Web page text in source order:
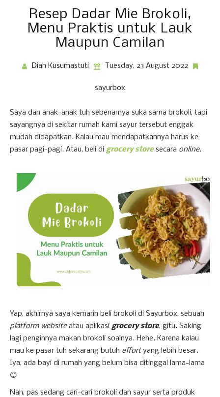
Resep Dadar Mie Brokoli,
Menu Praktis untuk Lauk
Maupun Camilan
Diah Kusumastuti Tuesday, 23 August 2022
sayurbox
Saya dan anak-anak tuh sebenarnya suka sama brokoli, tapi
sayangnya di sekitar rumah kami sayur tersebut enggak
mudah didapatkan. Kalau mau mendapatkannya harus ke
pasar pagi-pagi. Atau, beli di grocery storesecara online.
Yap, akhirnya saya kemarin beli brokoli di Sayurbox, sebuah
platform websiteatau aplikasi grocery store, gitu. Saking
lagi penginnya makan brokoli soalnya. Hehe. Karena kalau
mau ke pasar tuh sekarang butuh effortyang lebih besar.
Iya, ada bayi di rumah yang belum bisa ditinggal lama-lama
😊
Nah, pas sedang cari-cari brokoli dan sayur serta produk